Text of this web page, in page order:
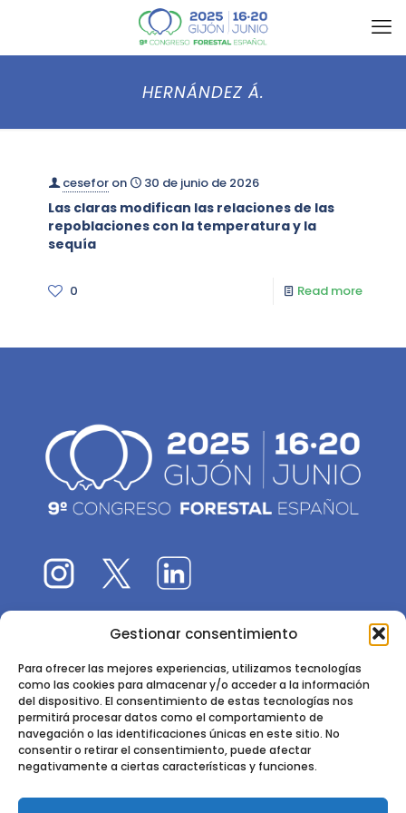
Gestionar consentimiento
Para ofrecer las mejores experiencias, utilizamos tecnologías
como las cookies para almacenar y/o acceder a la información
del dispositivo. El consentimiento de estas tecnologías nos
permitirá procesar datos como el comportamiento de
navegación o las identificaciones únicas en este sitio. No
consentir o retirar el consentimiento, puede afectar
negativamente a ciertas características y funciones.
HERNÁNDEZ Á.
cesefor on 30 de junio de 2026
Las claras modifican las relaciones de las
repoblaciones con la temperatura y la
sequía
0 Read more
El 9CFE es una actividad promovida por laSociedad
Instituto de Ciencias Forestales, INIA-CSIC
Ctra. de la Coruña km 7,5 - 28040 Madrid